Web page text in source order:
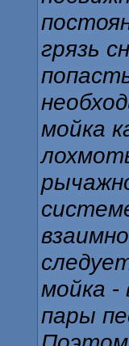
грязь
мойка
мойка -
пары